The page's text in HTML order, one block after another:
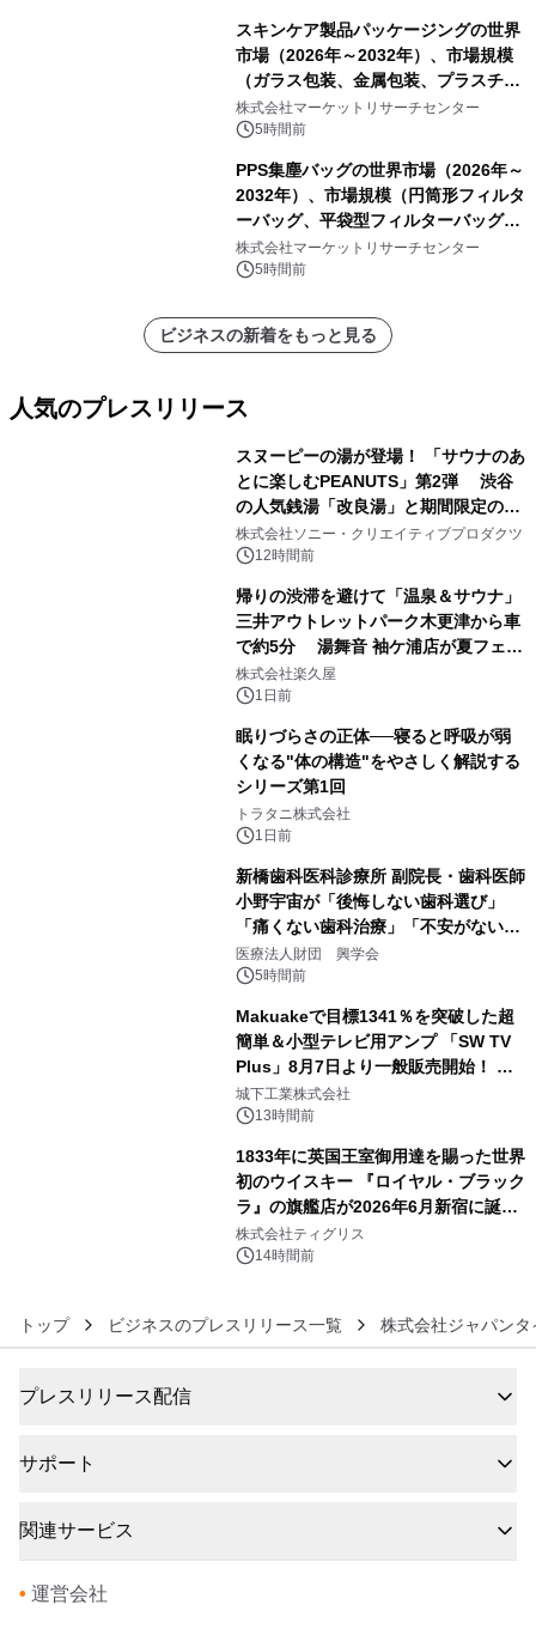
スキンケア製品パッケージングの世界
市場（2026年～2032年）、市場規模
（ガラス包装、金属包装、プラスチッ
ク包装、その他）・分析レポートを発
表
株式会社マーケットリサーチセンター
5時間前
PPS集塵バッグの世界市場（2026年～
2032年）、市場規模（円筒形フィルタ
ーバッグ、平袋型フィルターバッグ、
プリーツフィルターバッグ、その
他）・分析レポートを発表
株式会社マーケットリサーチセンター
5時間前
ビジネスの新着をもっと見る
人気のプレスリリース
スヌーピーの湯が登場！ 「サウナのあ
とに楽しむPEANUTS」第2弾 渋谷
の人気銭湯「改良湯」と期間限定のコ
ラボレーション サウナイキタイコラ
ボグッズも発売決定！
株式会社ソニー・クリエイティブプロダクツ
12時間前
帰りの渋滞を避けて「温泉＆サウナ」
三井アウトレットパーク木更津から車
で約5分 湯舞音 袖ケ浦店が夏フェア
メニューを提供
株式会社楽久屋
1日前
眠りづらさの正体──寝ると呼吸が弱
くなる"体の構造"をやさしく解説する
シリーズ第1回
トラタニ株式会社
1日前
新橋歯科医科診療所 副院長・歯科医師
小野宇宙が「後悔しない歯科選び」
「痛くない歯科治療」「不安がない治
療計画」をテーマに専門監修
医療法人財団 興学会
5時間前
Makuakeで目標1341％を突破した超
簡単＆小型テレビ用アンプ 「SW TV
Plus」8月7日より一般販売開始！ ケ
ーブル1本つなぐだけ、テレビの音が
ぐっと豊かに
城下工業株式会社
13時間前
1833年に英国王室御用達を賜った世界
初のウイスキー 『ロイヤル・ブラック
ラ』の旗艦店が2026年6月新宿に誕
生 バカルディ ジャパンと連携した
没入型バー「BAR Arca」
株式会社ティグリス
14時間前
トップ ビジネスのプレスリリース一覧 株式会社ジャパン
プレスリリース配信
サポート
関連サービス
• 運営会社